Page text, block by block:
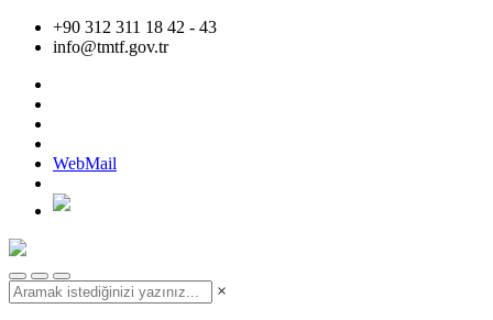
+90 312 311 18 42 - 43
info@tmtf.gov.tr
WebMail
×